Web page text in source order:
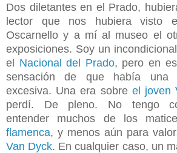
Dos diletantes en el Prado,
lector que nos hubiera visto
Oscarnello y a mí al museo el
exposiciones. Soy un
el Nacional del Prado, pero en
sensación de que había una
excesiva. Una era sobre el joven
perdí. De pleno. No tengo
entender muchos de los
flamenca, y menos aún para
Van Dyck. En cualquier caso, un